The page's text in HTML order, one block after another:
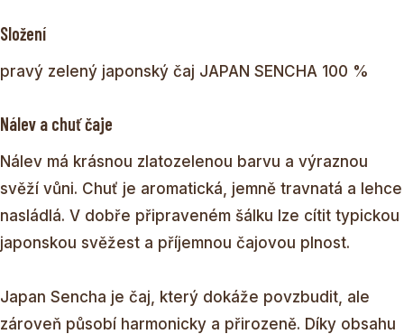
Složení
pravý zelený japonský čaj JAPAN SENCHA 100 %
Nálev a chuť čaje
Nálev má krásnou zlatozelenou barvu a výraznou
svěží vůni. Chuť je aromatická, jemně travnatá a lehce
nasládlá. V dobře připraveném šálku lze cítit typickou
japonskou svěžest a příjemnou čajovou plnost.
Japan Sencha je čaj, který dokáže povzbudit, ale
zároveň působí harmonicky a přirozeně. Díky obsahu